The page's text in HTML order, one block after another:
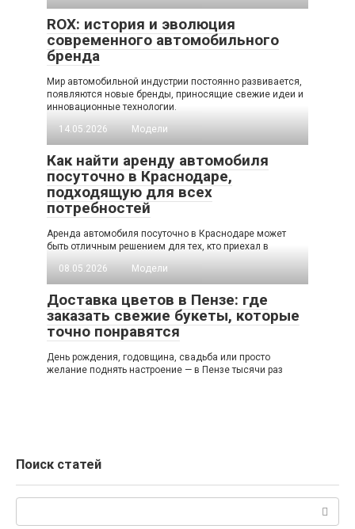
ROX: история и эволюция
современного автомобильного
бренда
Мир автомобильной индустрии постоянно развивается,
появляются новые бренды, приносящие свежие идеи и
инновационные технологии.
14.05.2026
Модели
Как найти аренду автомобиля
посуточно в Краснодаре,
подходящую для всех
потребностей
Аренда автомобиля посуточно в Краснодаре может
быть отличным решением для тех, кто приехал в
08.05.2026
Модели
Доставка цветов в Пензе: где
заказать свежие букеты, которые
точно понравятся
День рождения, годовщина, свадьба или просто
желание поднять настроение — в Пензе тысячи раз
Поиск статей